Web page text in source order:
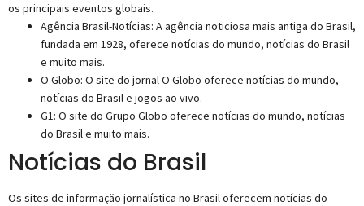
os principais eventos globais.
Agência Brasil-Notícias: A agência noticiosa mais antiga do Brasil,
fundada em 1928, oferece notícias do mundo, notícias do Brasil
e muito mais.
O Globo: O site do jornal O Globo oferece notícias do mundo,
notícias do Brasil e jogos ao vivo.
G1: O site do Grupo Globo oferece notícias do mundo, notícias
do Brasil e muito mais.
Notícias do Brasil
Os sites de informaçäo jornalística no Brasil oferecem notícias do